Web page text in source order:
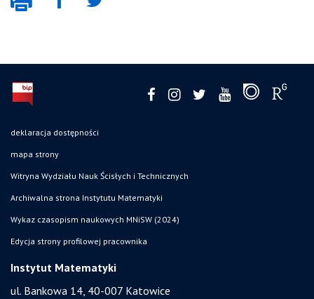
deklaracja dostępności
mapa strony
Witryna Wydziału Nauk Ścisłych i Technicznych
Archiwalna strona Instytutu Matematyki
Wykaz czasopism naukowych MNiSW (2024)
Edycja strony profilowej pracownika
Instytut Matematyki
ul. Bankowa 14, 40-007 Katowice